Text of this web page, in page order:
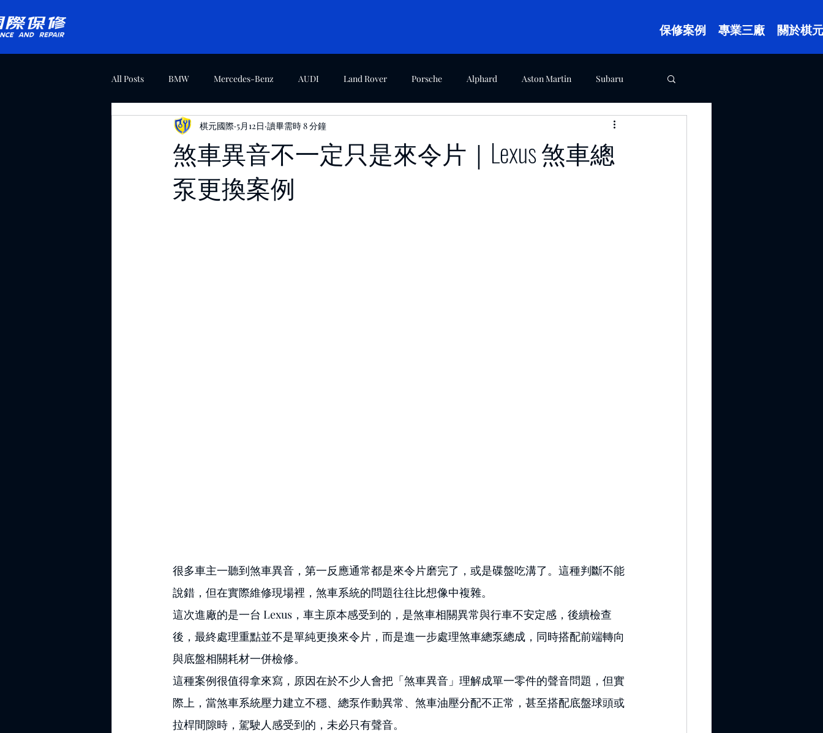
保修案例 專業三廠 關於棋元
All Posts BMW Mercedes-Benz AUDI Land Rover Porsche Alphard Aston Martin Subaru
Bentley Volkswagen Mini Cooper
Tesla Volvo 特斯拉
煞車異音不一定只是來令片｜Lexus 煞車總
泵更換案例
棋元國際 5月12日 讀畢需時 8 分鐘
很多車主一聽到煞車異音，第一反應通常都是來令片磨完了，或是碟盤吃溝了。這種判斷不能
說錯，但在實際維修現場裡，煞車系統的問題往往比想像中複雜。
這次進廠的是一台 Lexus，車主原本感受到的，是煞車相關異常與行車不安定感，後續檢查
後，最終處理重點並不是單純更換來令片，而是進一步處理煞車總泵總成，同時搭配前端轉向
與底盤相關耗材一併檢修。
這種案例很值得拿來寫，原因在於不少人會把「煞車異音」理解成單一零件的聲音問題，但實
際上，當煞車系統壓力建立不穩、總泵作動異常、煞車油壓分配不正常，甚至搭配底盤球頭或
拉桿間隙時，駕駛人感受到的，未必只有聲音。